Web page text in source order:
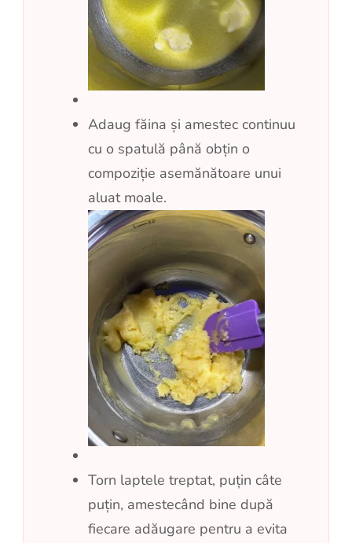
Adaug făina și amestec continuu
cu o spatulă până obțin o
compoziție asemănătoare unui
aluat moale.
Torn laptele treptat, puțin câte
puțin, amestecând bine după
fiecare adăugare pentru a evita